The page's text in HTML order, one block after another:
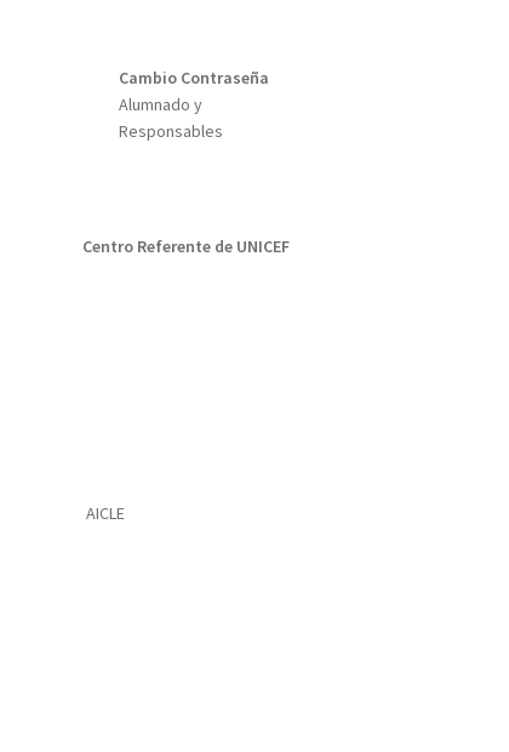
Cambio Contraseña
Alumnado y
Responsables
Centro Referente de UNICEF
AICLE